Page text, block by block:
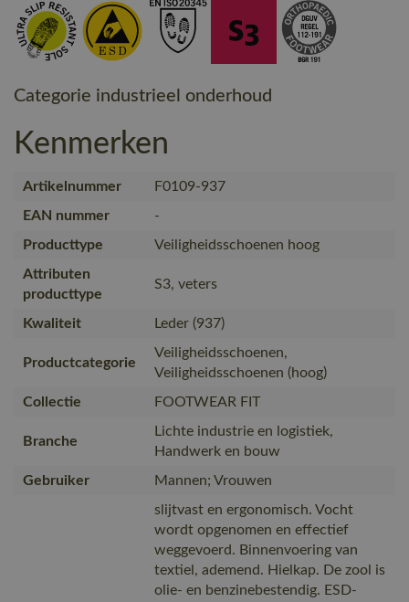
Categorie industrieel onderhoud
Kenmerken
Artikelnummer
F0109-937
EAN nummer
-
Producttype
Veiligheidsschoenen hoog
Attributen
producttype
S3, veters
Kwaliteit Leder (937)
Productcategorie
Veiligheidsschoenen,
Veiligheidsschoenen (hoog)
Collectie
FOOTWEAR FIT
Branche
Lichte industrie en logistiek,
Handwerk en bouw
Gebruiker
Mannen; Vrouwen
slijtvast en ergonomisch. Vocht
wordt opgenomen en effectief
weggevoerd. Binnenvoering van
textiel, ademend. Hielkap. De zool is
olie- en benzinebestendig. ESD-